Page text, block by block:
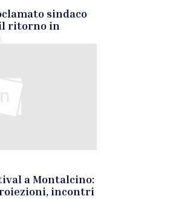
sindaco
ritorno in
a Montalcino:
incontri